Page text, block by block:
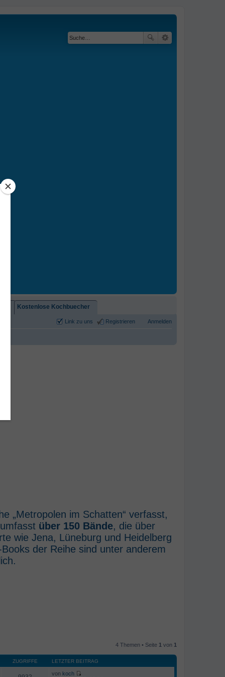
Kostenlose Kochbuecher
Anmelden
Registrieren
Link zu uns
„Metropolen im Schatten“ verfasst,
über 150 Bände, die über
wie Jena, Lüneburg und Heidelberg
der Reihe sind unter anderem
4 Themen • Seite 1 von 1
ZUGRIFFE LETZTER BEITRAG
von koch